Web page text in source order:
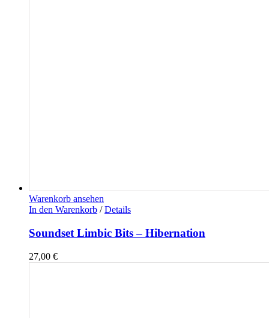
Warenkorb ansehen
In den Warenkorb / Details
Soundset Limbic Bits – Hibernation
27,00 €